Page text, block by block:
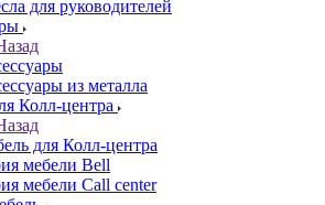
для руководителей
из металла
Колл-центра
для Колл-центра
мебели Bell
мебели Call center